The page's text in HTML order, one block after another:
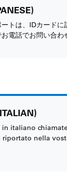
トは、IDカード
電話でお問い合わ
in italiano
nella